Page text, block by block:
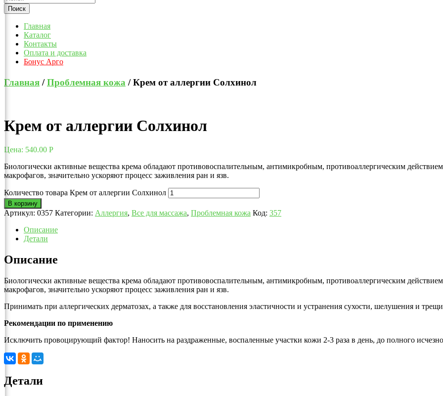
Главная
Каталог
Контакты
Оплата и доставка
Бонус Арго
Главная /Проблемная кожа / Крем от аллергии Солхинол
Крем от аллергии Солхинол
Цена: 540.00 Р
Биологически активные вещества крема обладают противовоспалительным, антимикробным, противоаллергическим
макрофагов, значительно ускоряют процесс заживления ран и язв.
Количество товара Крем от аллергии Солхинол
В корзину
Артикул: 0357 Категории: Аллергия, Все для массажа, Проблемная кожа Код: 357
Описание
Детали
Описание
Биологически активные вещества крема обладают противовоспалительным, антимикробным, противоаллергическим
макрофагов, значительно ускоряют процесс заживления ран и язв.
Принимать при аллергических дерматозах, а также для восстановления эластичности и устранения сухости, шелушения и
Рекомендации по применению
Исключить провоцирующий фактор! Наносить на раздраженные, воспаленные участки кожи 2-3 раза в день, до полного
Детали